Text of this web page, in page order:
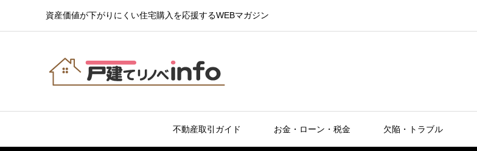
資産価値が下がりにくい住宅購入を応援するWEBマガジン
不動産取引ガイド お金・ローン・税金 欠陥・トラブル